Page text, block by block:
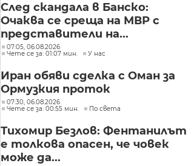
След скандала в Банско:
Очаква се среща на МВР с
представители на...
07:05, 06.08.2026
Чете се за: 01:07 мин.
У нас
Иран обяви сделка с Оман за
Ормузкия проток
07:30, 06.08.2026
Чете се за: 00:55 мин.
По света
Тихомир Безлов: Фентанилът
е толкова опасен, че човек
може да...